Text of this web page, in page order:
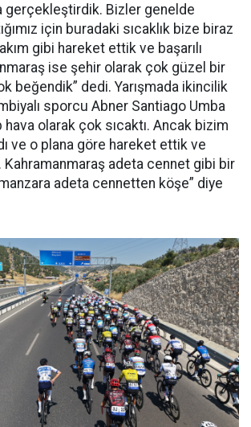
gerçekleştirdik. Bizler genelde
için buradaki sıcaklık bize biraz
gibi hareket ettik ve başarılı
ise şehir olarak çok güzel bir
beğendik” dedi. Yarışmada ikincilik
sporcu Abner Santiago Umba
hava olarak çok sıcaktı. Ancak bizim
ve o plana göre hareket ettik ve
Kahramanmaraş adeta cennet gibi bir
adeta cennetten köşe” diye